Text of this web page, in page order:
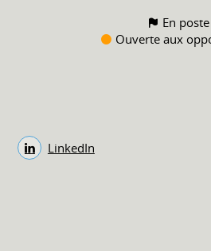
En poste
Ouverte aux
LinkedIn